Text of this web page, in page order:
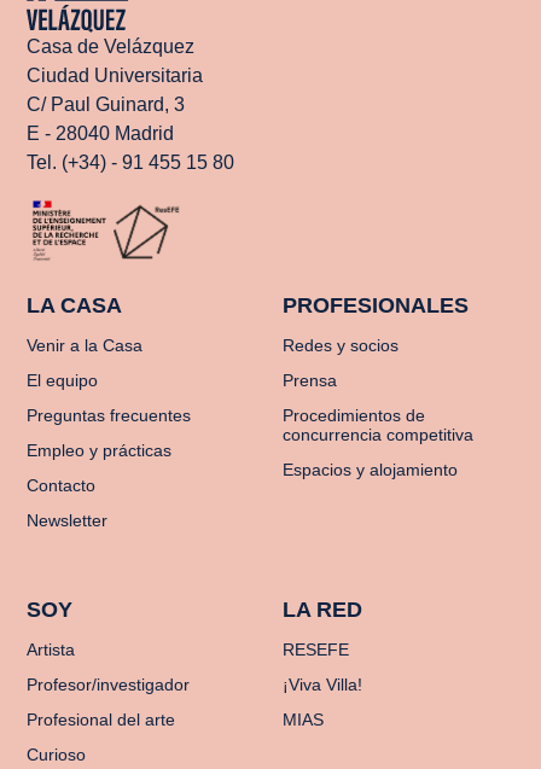
Casa de Velázquez
Ciudad Universitaria
C/ Paul Guinard, 3
E - 28040 Madrid
Tel. (+34) - 91 455 15 80
LA CASA
Venir a la Casa
El equipo
Preguntas frecuentes
Empleo y prácticas
Contacto
Newsletter
PROFESIONALES
Redes y socios
Prensa
Procedimientos de
concurrencia competitiva
Espacios y alojamiento
SOY
Artista
Profesor/investigador
Profesional del arte
Curioso
LA RED
RESEFE
¡Viva Villa!
MIAS